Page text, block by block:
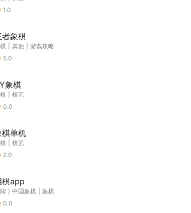
1.0
者象棋
其他
游戏攻略
5.0
象棋
棋艺
0.0
棋单机
棋艺
2.0
棋app
中国象棋
象棋
0.0